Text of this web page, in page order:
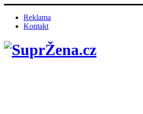
Reklama
Kontakt